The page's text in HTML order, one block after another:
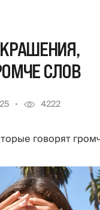
СЛОВ
4222